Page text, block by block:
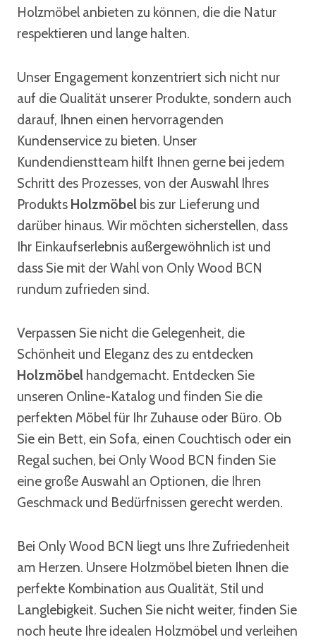
Holzmöbel anbieten zu können, die die Natur
respektieren und lange halten.
Unser Engagement konzentriert sich nicht nur
auf die Qualität unserer Produkte, sondern auch
darauf, Ihnen einen hervorragenden
Kundenservice zu bieten. Unser
Kundendienstteam hilft Ihnen gerne bei jedem
Schritt des Prozesses, von der Auswahl Ihres
Produkts Holzmöbel bis zur Lieferung und
darüber hinaus. Wir möchten sicherstellen, dass
Ihr Einkaufserlebnis außergewöhnlich ist und
dass Sie mit der Wahl von Only Wood BCN
rundum zufrieden sind.
Verpassen Sie nicht die Gelegenheit, die
Schönheit und Eleganz des zu entdecken
Holzmöbel handgemacht. Entdecken Sie
unseren Online-Katalog und finden Sie die
perfekten Möbel für Ihr Zuhause oder Büro. Ob
Sie ein Bett, ein Sofa, einen Couchtisch oder ein
Regal suchen, bei Only Wood BCN finden Sie
eine große Auswahl an Optionen, die Ihren
Geschmack und Bedürfnissen gerecht werden.
Bei Only Wood BCN liegt uns Ihre Zufriedenheit
am Herzen. Unsere Holzmöbel bieten Ihnen die
perfekte Kombination aus Qualität, Stil und
Langlebigkeit. Suchen Sie nicht weiter, finden Sie
noch heute Ihre idealen Holzmöbel und verleihen